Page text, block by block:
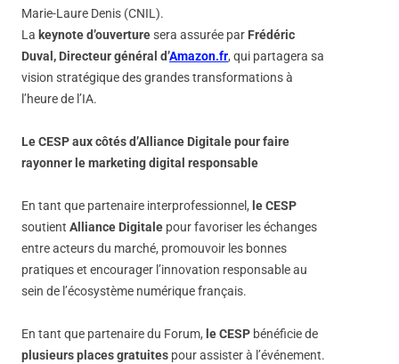
Marie-Laure Denis (CNIL).
La keynote d’ouverturesera assurée par Frédéric
Duval, Directeur général d’Amazon.fr, qui partagera sa
vision stratégique des grandes transformations à
l’heure de l’IA.
Le CESP aux côtés d’Alliance Digitale pour faire
rayonner le marketing digital responsable
En tant que partenaire interprofessionnel, le CESP
soutient Alliance Digitale pour favoriser les échanges
entre acteurs du marché, promouvoir les bonnes
pratiques et encourager l’innovation responsable au
sein de l’écosystème numérique français.
En tant que partenaire du Forum, le CESP bénéficie de
plusieurs places gratuites pour assister à l’événement.